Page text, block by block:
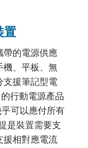
置
帶的電源供應
機、平板、無
支援筆記型電
行動電源產品
可以應付所有
是裝置需要支
援相對應電流